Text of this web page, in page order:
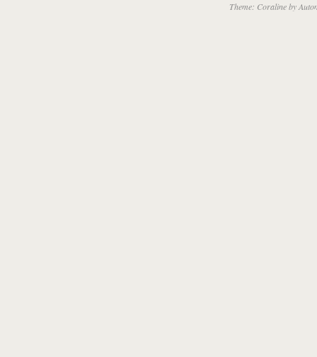
Theme: Coraline by